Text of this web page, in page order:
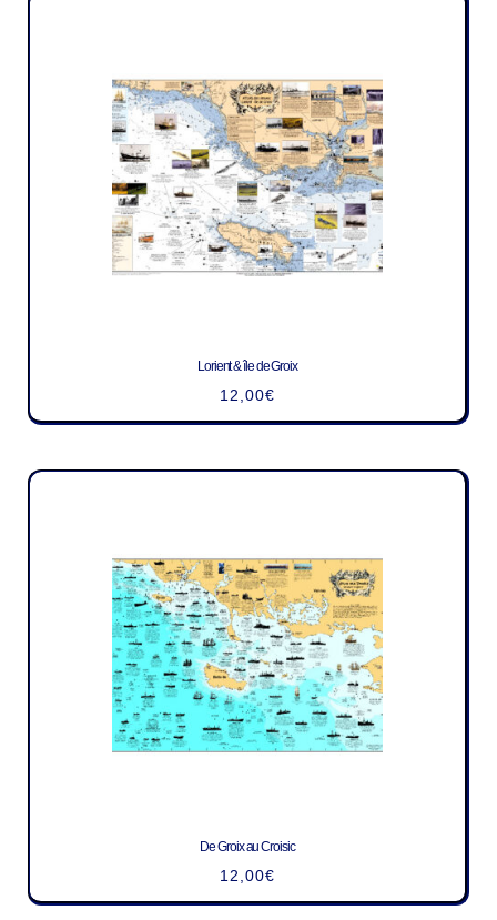
Lorient & île de Groix
12,00€
De Groix au Croisic
12,00€